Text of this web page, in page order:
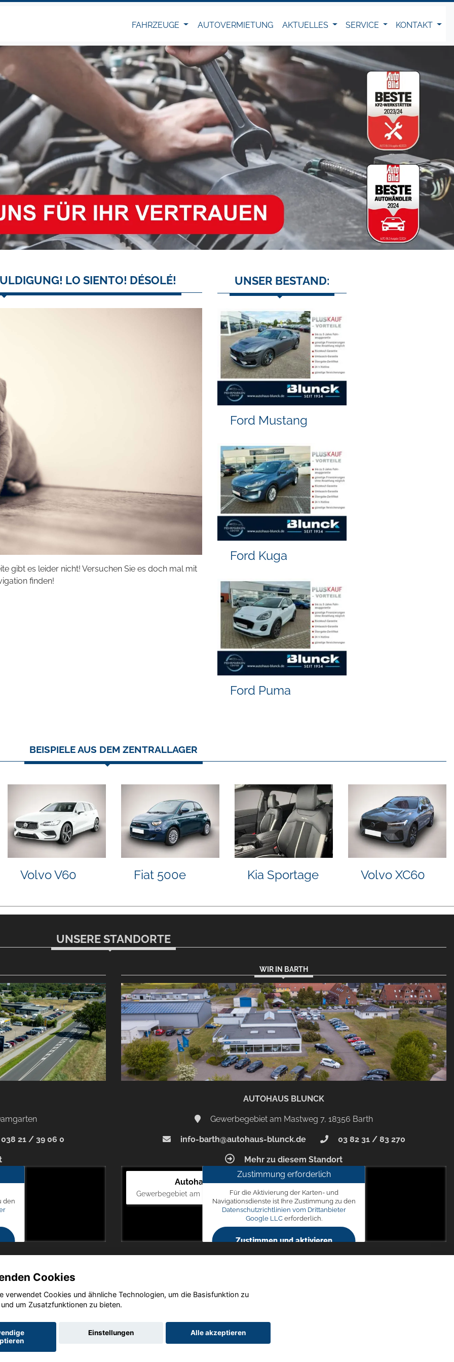
FAHRZEUGE AUTOVERMIETUNG AKTUELLES SERVICE KONTAKT
LO SIENTO! DÉSOLÉ!
gibt es leider nicht! Versuchen Sie es doch mal mit
finden!
UNSER BESTAND:
Ford Mustang
Ford Kuga
Ford Puma
BEISPIELE AUS DEM ZENTRALLAGER
Suzuki Vitara
Volkswagen
Peugeot
Skoda
UNSERE STANDORTE
038 21 / 39 06 0
den
WIR IN BARTH
AUTOHAUS BLUNCK
Gewerbegebiet am Mastweg 7, 18356 Barth
info-barth@autohaus-blunck.de 03 82 31 / 83 270
Mehr zu diesem Standort
Autohaus Blunck
Gewerbegebiet am Mastweg 7, 18356 Barth
Zustimmung erforderlich
Für die Aktivierung der Karten- und
Navigationsdienste ist Ihre Zustimmung zu den
Datenschutzrichtlinien vom Drittanbieter
Google LLCerforderlich.
Zustimmen und aktivieren
Copyright © 2026. Autohaus Blunck
AGB
Cookies
verwendet Cookies und ähnliche Technologien, um die Basisfunktion zu
um Zusatzfunktionen zu bieten.
Einstellungen Alle akzeptieren